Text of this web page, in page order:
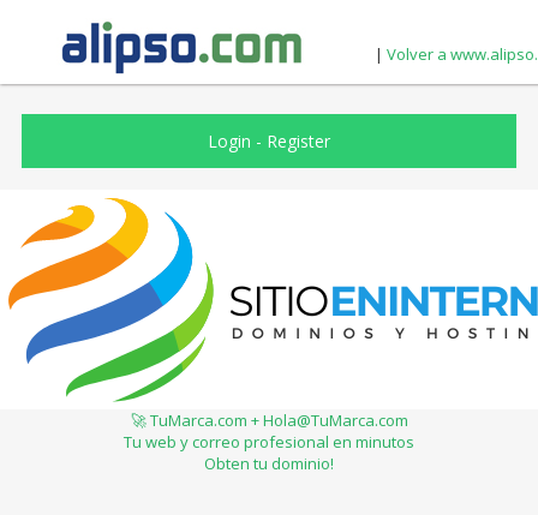
| Volver a
Login - Register
🚀 TuMarca.com + Hola@TuMarca.com
Tu web y correo profesional en minutos
Obten tu dominio!